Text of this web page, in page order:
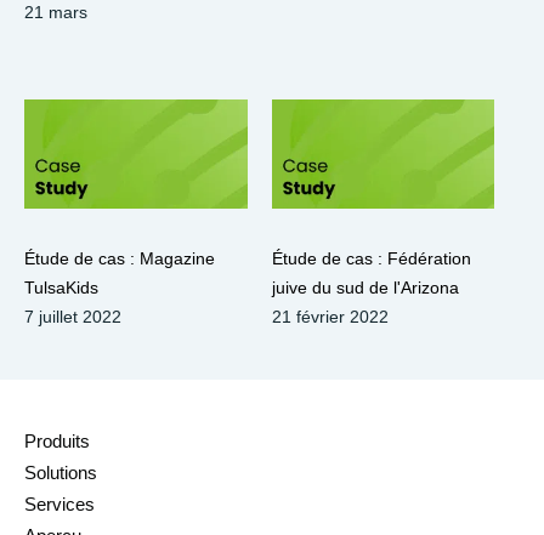
21 mars
Étude de cas : Magazine
TulsaKids
7 juillet 2022
Étude de cas : Fédération
juive du sud de l'Arizona
21 février 2022
Produits
Solutions
Services